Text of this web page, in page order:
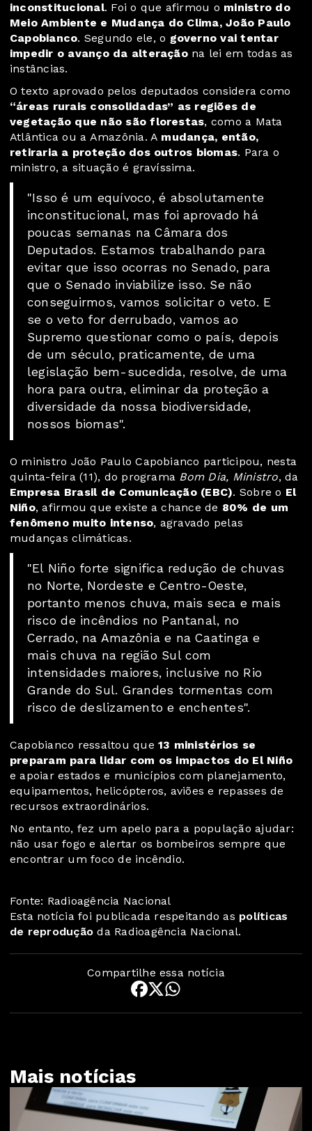
inconstitucional. Foi o que afirmou o ministro do
Meio Ambiente e Mudança do Clima, João Paulo
Capobianco. Segundo ele, o governo vai tentar
impedir o avanço da alteração na lei em todas as
instâncias.
O texto aprovado pelos deputados considera como
“áreas rurais consolidadas” as regiões de
vegetação que não são florestas, como a Mata
Atlântica ou a Amazônia. A mudança, então,
retiraria a proteção dos outros biomas. Para o
ministro, a situação é gravíssima.
"Isso é um equívoco, é absolutamente
inconstitucional, mas foi aprovado há
poucas semanas na Câmara dos
Deputados. Estamos trabalhando para
evitar que isso ocorras no Senado, para
que o Senado inviabilize isso. Se não
conseguirmos, vamos solicitar o veto. E
se o veto for derrubado, vamos ao
Supremo questionar como o país, depois
de um século, praticamente, de uma
legislação bem-sucedida, resolve, de uma
hora para outra, eliminar da proteção a
diversidade da nossa biodiversidade,
nossos biomas".
O ministro João Paulo Capobianco participou, nesta
quinta-feira (11), do programa Bom Dia, Ministro, da
Empresa Brasil de Comunicação (EBC). Sobre o El
Niño, afirmou que existe a chance de 80% de um
fenômeno muito intenso, agravado pelas
mudanças climáticas.
"El Niño forte significa redução de chuvas
no Norte, Nordeste e Centro-Oeste,
portanto menos chuva, mais seca e mais
risco de incêndios no Pantanal, no
Cerrado, na Amazônia e na Caatinga e
mais chuva na região Sul com
intensidades maiores, inclusive no Rio
Grande do Sul. Grandes tormentas com
risco de deslizamento e enchentes".
Capobianco ressaltou que 13 ministérios se
preparam para lidar com os impactos do El Niño
e apoiar estados e municípios com planejamento,
equipamentos, helicópteros, aviões e repasses de
recursos extraordinários.
No entanto, fez um apelo para a população ajudar:
não usar fogo e alertar os bombeiros sempre que
encontrar um foco de incêndio.
Fonte: Radioagência Nacional
Esta notícia foi publicada respeitando as políticas
de reprodução da Radioagência Nacional.
Compartilhe essa notícia
Mais notícias